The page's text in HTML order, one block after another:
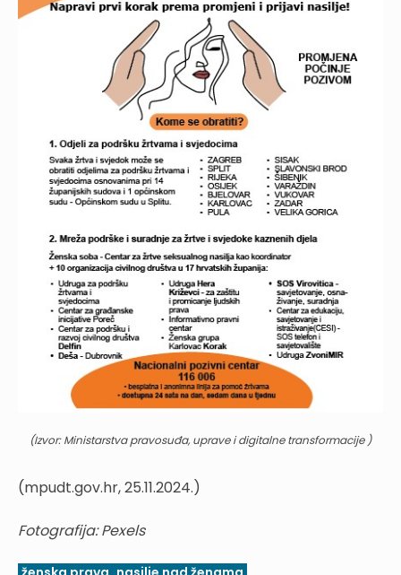
(Izvor: Ministarstva pravosuđa, uprave i digitalne transformacije )
(mpudt.gov.hr, 25.11.2024.)
Fotografija: Pexels